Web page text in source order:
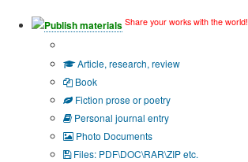
Publish materials Share your works with the world!
Article, research, review
Book
Fiction prose or poetry
Personal journal entry
Photo Documents
Files: PDF\DOC\RAR\ZIP etc.